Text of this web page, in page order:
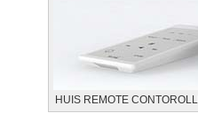
HUIS REMOTE